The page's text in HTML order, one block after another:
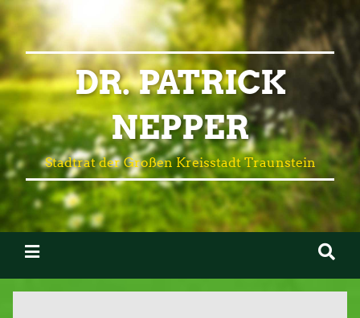
DR. PATRICK
NEPPER
Stadtrat der Großen Kreisstadt Traunstein